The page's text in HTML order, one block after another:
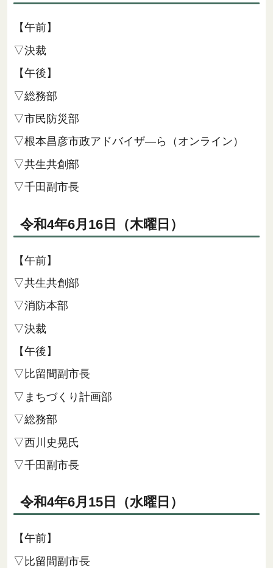
【午前】
▽決裁
【午後】
▽総務部
▽市民防災部
▽根本昌彦市政アドバイザ―ら（オンライン）
▽共生共創部
▽千田副市長
令和4年6月16日（木曜日）
【午前】
▽共生共創部
▽消防本部
▽決裁
【午後】
▽比留間副市長
▽まちづくり計画部
▽総務部
▽西川史晃氏
▽千田副市長
令和4年6月15日（水曜日）
【午前】
▽比留間副市長